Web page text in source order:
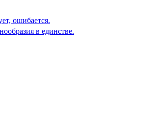
ошибается.
в единстве.